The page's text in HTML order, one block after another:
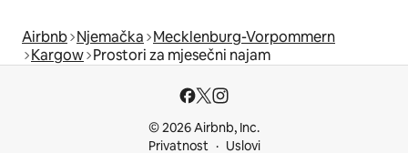
Airbnb Njemačka Mecklenburg-Vorpommern
Kargow Prostori za mjesečni najam
© 2026 Airbnb, Inc.
Privatnost
Uslovi